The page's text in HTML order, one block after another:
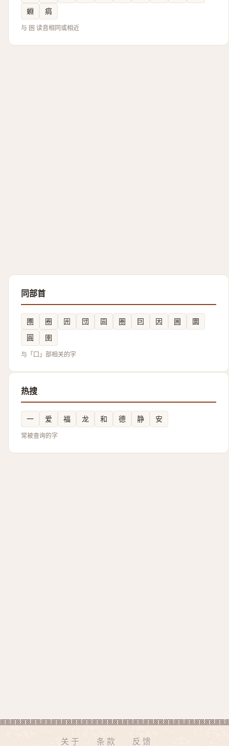
蜵
㾓
与 囦 读音相同或相近
同部首
圑 圈 㘟 団 囩 圏 囙 因 圌
圜
圓
圉
与「囗」部相关的字
热搜
一 爱 福 龙 和 德 静 安
常被查询的字
关于 条款 反馈